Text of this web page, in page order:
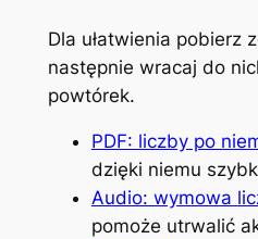
Dla ułatwienia pobierz
następnie wracaj do
powtórek.
PDF: liczby po
dzięki niemu
Audio: wymowa
pomoże utrwalić